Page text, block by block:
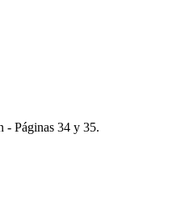
- Páginas 34 y 35.